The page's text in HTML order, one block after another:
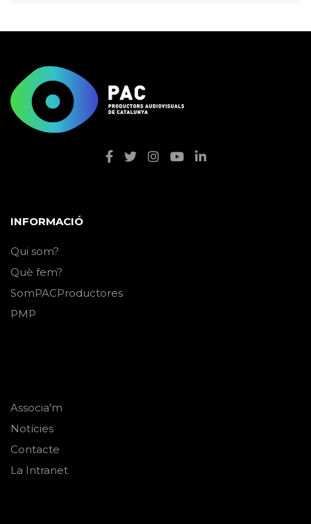
INFORMACIÓ
Qui som?
Què fem?
SomPACProductores
PMP
Associa'm
Notícies
Contacte
La Intranet